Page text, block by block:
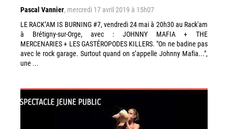
Pascal Vannier, mercredi 17 avril 2019 à 15h07
LE RACK’AM IS BURNING #7, vendredi 24 mai à 20h30 au Rack'am
à Brétigny-sur-Orge, avec : JOHNNY MAFIA + THE
MERCENARIES + LES GASTÉROPODES KILLERS. "On ne badine pas
avec le rock garage. Surtout quand on s’appelle Johnny Mafia...",
une ...